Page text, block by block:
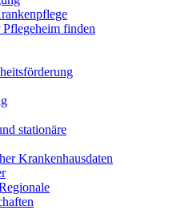
finden
stationäre
Krankenhausdaten